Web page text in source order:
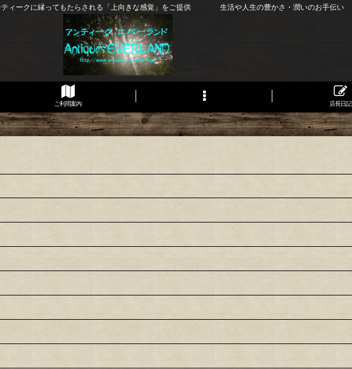
ティークに縁ってもたらされる「上向きな感覚」をご提供 生活や人生の豊かさ・潤いのお手伝い
ご利用案内 店長日記